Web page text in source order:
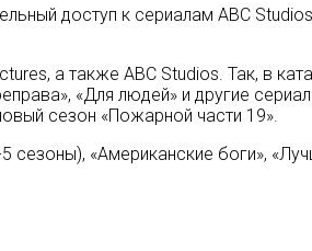
доступ к сериалам ABC
а также ABC Studios. Так, в
«Для людей» и другие
сезон «Пожарной части 19».
сезоны), «Американские боги»,